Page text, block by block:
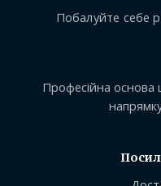
Побалуйте себе
Професійна